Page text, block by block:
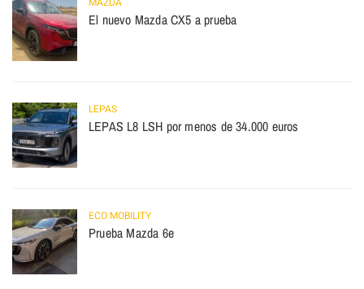
El nuevo Mazda CX5 a prueba
LEPAS
LEPAS L8 LSH por menos de 34.000 euros
ECO MOBILITY
Prueba Mazda 6e